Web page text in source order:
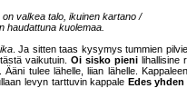
valkea talo, ikuinen kartano /
haudattuna kuolemaa.
. Ja sitten taas kysymys tummien
vaikutuin. Oi sisko pienilihallisine
Ääni tulee lähelle, liian lähelle.
levyn tarttuvin kappale Edes